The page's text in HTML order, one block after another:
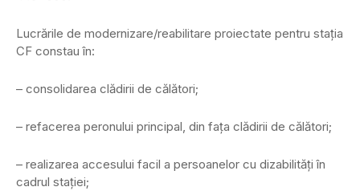
Lucrările de modernizare/reabilitare proiectate pentru stația
CF constau în:
– consolidarea clădirii de călători;
– refacerea peronului principal, din fața clădirii de călători;
– realizarea accesului facil a persoanelor cu dizabilități în
cadrul stației;